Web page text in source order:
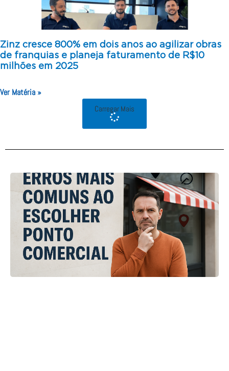
Zinz cresce 800% em dois anos ao agilizar obras
de franquias e planeja faturamento de R$10
milhões em 2025
Ver Matéria »
Carregar Mais